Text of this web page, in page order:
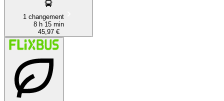
1 changement
8 h 15 min
45,97 €